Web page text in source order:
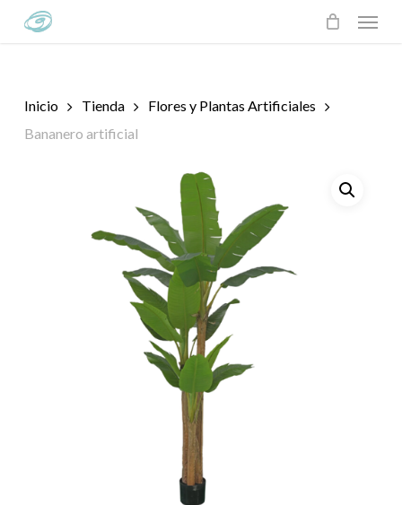
Menu
Inicio Tienda
Flores y Plantas Artificiales
Bananero artificial